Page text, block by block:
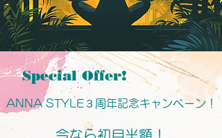
Special Offer!
ANNA STYLE３周年記念キャンペーン！
​今なら初月半額！​​